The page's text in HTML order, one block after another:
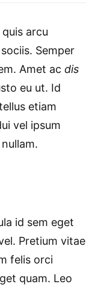
arcu
Semper
Amet ac dis
eu ut. Id
etiam
vel ipsum
id sem eget
Pretium vitae
felis orci
quam. Leo